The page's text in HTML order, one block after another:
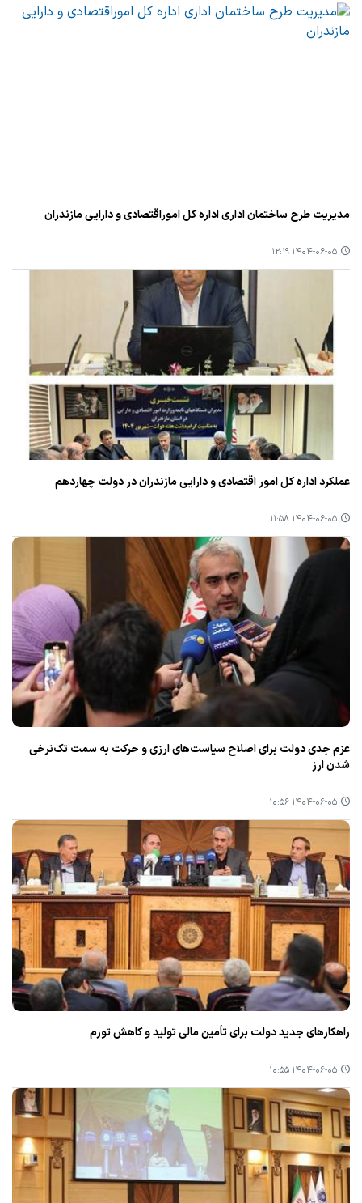
مدیریت طرح ساختمان اداری اداره كل اموراقتصادی و دارایی مازندران
۱۴۰۴-۰۶-۰۵ ۱۲:۱۹
عملكرد اداره كل امور اقتصادی و دارایی مازندران در دولت چهاردهم
۱۴۰۴-۰۶-۰۵ ۱۱:۵۸
عزم جدی دولت برای اصلاح سیاست‌های ارزی و حركت به سمت تك‌نرخی
شدن ارز
۱۴۰۴-۰۶-۰۵ ۱۰:۵۶
راهكارهای جدید دولت برای تأمین مالی تولید و كاهش تورم
۱۴۰۴-۰۶-۰۵ ۱۰:۵۵